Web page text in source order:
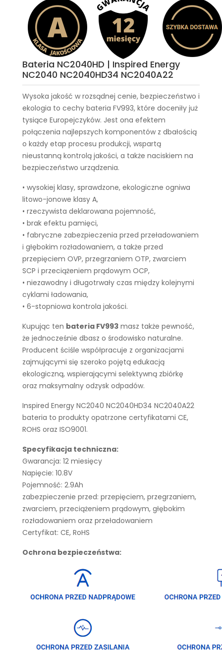
Bateria NC2040HD | Inspired Energy
NC2040 NC2040HD34 NC2040A22
Wysoka jakość w rozsądnej cenie, bezpieczeństwo i
ekologia to cechy bateria FV993, które doceniły już
tysiące Europejczyków. Jest ona efektem
połączenia najlepszych komponentów z dbałością
o każdy etap procesu produkcji, wspartą
nieustanną kontrolą jakości, a także naciskiem na
bezpieczeństwo urządzenia.
• wysokiej klasy, sprawdzone, ekologiczne ogniwa
litowo-jonowe klasy A,
• rzeczywista deklarowana pojemność,
• brak efektu pamięci,
• fabryczne zabezpieczenia przed przeładowaniem
i głębokim rozładowaniem, a także przed
przepięciem OVP, przegrzaniem OTP, zwarciem
SCP i przeciążeniem prądowym OCP,
• niezawodny i długotrwały czas między kolejnymi
cyklami ładowania,
• 6-stopniowa kontrola jakości.
Kupując ten bateria FV993 masz także pewność,
że jednocześnie dbasz o środowisko naturalne.
Producent ściśle współpracuje z organizacjami
zajmującymi się szeroko pojętą edukacją
ekologiczną, wspierającymi selektywną zbiórkę
oraz maksymalny odzysk odpadów.
Inspired Energy NC2040 NC2040HD34 NC2040A22
bateria to produkty opatrzone certyfikatami CE,
ROHS oraz ISO9001.
Specyfikacja techniczna:
Gwarancja: 12 miesięcy
Napięcie: 10.8V
Pojemność: 2.9Ah
zabezpieczenie przed: przepięciem, przegrzaniem,
zwarciem, przeciążeniem prądowym, głębokim
rozładowaniem oraz przeładowaniem
Certyfikat: CE, RoHS
Ochrona bezpieczeństwa: